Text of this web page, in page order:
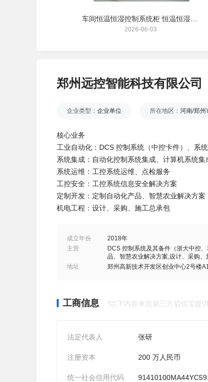
2026-06-03
郑州远控智能科技有限公司
企业类型： 企业单位 所在地区： 河南/郑州
核心业务
工业自动化：DCS 控制系统（中控卡件）、系
系统集成：自动化控制系统集成、计算机系统集
系统运维：工控系统运维、点检服务
工控安全：工控系统信息安全解决方案
定制开发：定制自动化产品、智慧农业解决方案
机电工程：设计、采购、施工总承包
成立年份
2018年
主营
DCS 控制系统及其备件（浙大中控
品、智慧农业解决方案,设计、采购、
地址
郑州高新技术开发区创业中心2号楼
工商信息 *以下内容来自第三方启信宝提供
法定代表人 张研
注册资本 200 万人民币
统一社会信用代码